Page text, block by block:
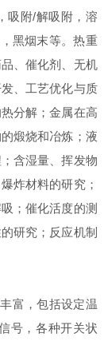
附/解吸附，溶
黑烟末等。热重
、催化剂、无机
、工艺优化与质
分解；金属在高
煅烧和冶炼；液
含湿量、挥发物
炸材料的研究；
；催化活度的测
研究；反应机制
富，包括设定温
号，各种开关状